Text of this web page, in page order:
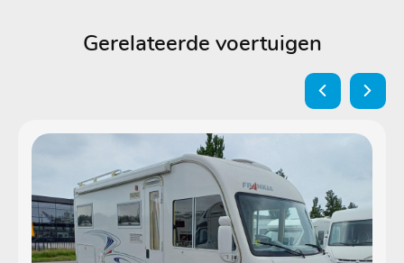
Gerelateerde voertuigen